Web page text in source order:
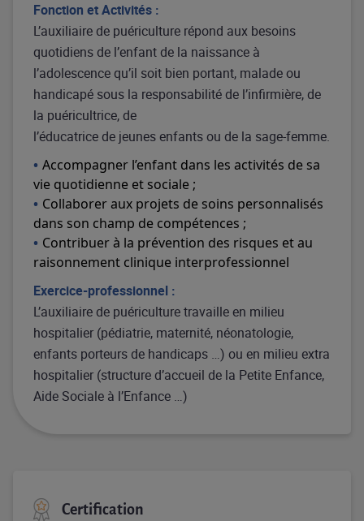
Fonction et Activités :
L’auxiliaire de puériculture répond aux besoins
quotidiens de l’enfant de la naissance à
l’adolescence qu’il soit bien portant, malade ou
handicapé sous la responsabilité de l’infirmière, de
la puéricultrice, de
l’éducatrice de jeunes enfants ou de la sage-femme.
Accompagner l’enfant dans les activités de sa
vie quotidienne et sociale ;
Collaborer aux projets de soins personnalisés
dans son champ de compétences ;
Contribuer à la prévention des risques et au
raisonnement clinique interprofessionnel
Exercice-professionnel :
L’auxiliaire de puériculture travaille en milieu
hospitalier (pédiatrie, maternité, néonatologie,
enfants porteurs de handicaps …) ou en milieu extra
hospitalier (structure d’accueil de la Petite Enfance,
Aide Sociale à l’Enfance …)
Certification